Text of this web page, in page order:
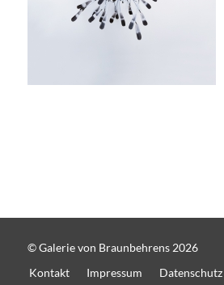
© Galerie von Braunbehrens 2026
Kontakt
Impressum Datenschutz